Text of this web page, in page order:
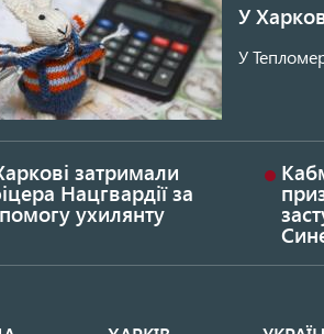
У
У
затримали
Нацгвардії за
ухилянту